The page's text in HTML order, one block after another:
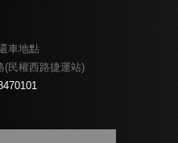
車地點
(民權西路捷運站)